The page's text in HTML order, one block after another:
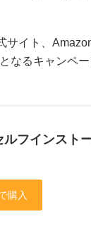
イト、
なるキャンペ
フインスト